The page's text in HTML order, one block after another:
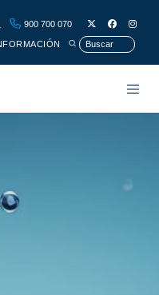
900 700 070